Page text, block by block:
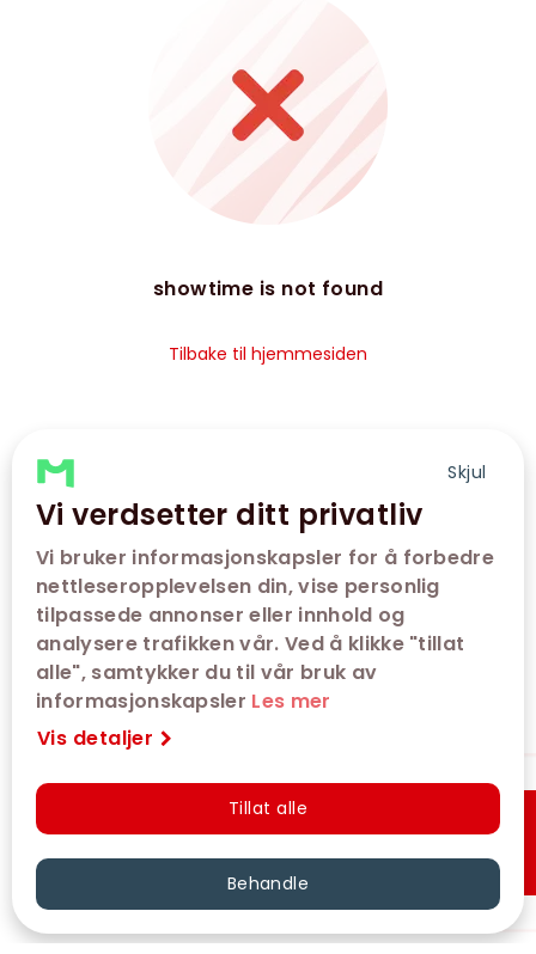
Skjul
Vi verdsetter ditt privatliv
Vi bruker informasjonskapsler for å forbedre
nettleseropplevelsen din, vise personlig
tilpassede annonser eller innhold og
analysere trafikken vår. Ved å klikke "tillat
alle", samtykker du til vår bruk av
informasjonskapsler Les mer
Vis detaljer
Tillat alle
Behandle
showtime is not found
Tilbake til hjemmesiden
Hurtigkjøp